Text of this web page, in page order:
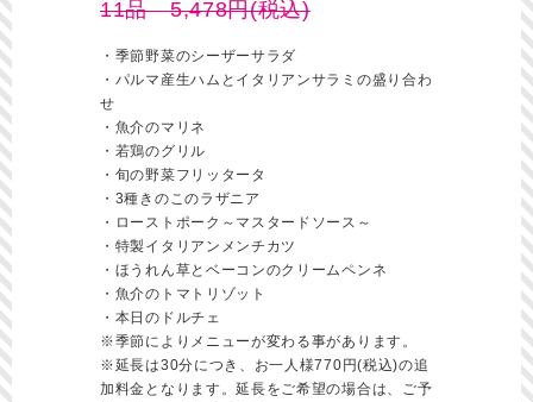
11品 5,478円(税込)
・季節野菜のシーザーサラダ
・パルマ産生ハムとイタリアンサラミの盛り合わ
せ
・魚介のマリネ
・若鶏のグリル
・旬の野菜フリッタータ
・3種きのこのラザニア
・ローストポーク～マスタードソース～
・特製イタリアンメンチカツ
・ほうれん草とベーコンのクリームペンネ
・魚介のトマトリゾット
・本日のドルチェ
※季節によりメニューが変わる事があります。
※延長は30分につき、お一人様770円(税込)の追
加料金となります。延長をご希望の場合は、ご予